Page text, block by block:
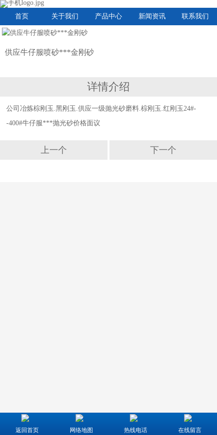
首页 关于我们 产品中心 新闻资讯 联系我们
供应牛仔服喷砂***金刚砂
详情介绍
公司冶炼棕刚玉.黑刚玉.供应一级抛光砂磨料.棕刚玉.红刚玉24#-
-400#牛仔服***抛光砂价格面议
上一个 下一个
返回首页 网络地图 热线电话 在线留言